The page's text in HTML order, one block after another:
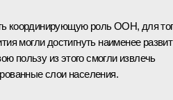
координирующую роль ООН, для
могли достигнуть наименее
пользу из этого смогли извлечь
слои населения.